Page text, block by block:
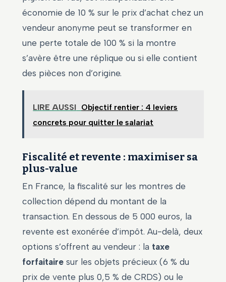
économie de 10 % sur le prix d’achat chez un
vendeur anonyme peut se transformer en
une perte totale de 100 % si la montre
s’avère être une réplique ou si elle contient
des pièces non d’origine.
LIRE AUSSI Objectif rentier : 4 leviers
concrets pour quitter le salariat
Fiscalité et revente : maximiser sa
plus-value
En France, la fiscalité sur les montres de
collection dépend du montant de la
transaction. En dessous de 5 000 euros, la
revente est exonérée d’impôt. Au-delà, deux
options s’offrent au vendeur : la taxe
forfaitaire sur les objets précieux (6 % du
prix de vente plus 0,5 % de CRDS) ou le